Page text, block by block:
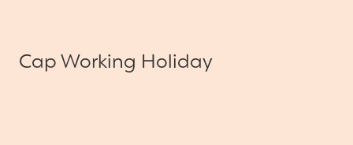
Cap Working Holiday